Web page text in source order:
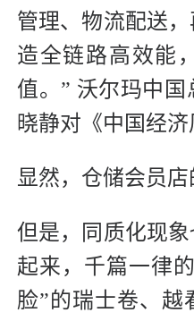
管理、物流配送
造全链路高效能
值。” 沃尔玛中
晓静对《中国经济
显然，仓储会员店
但是，同质化现
起来，千篇一律
脸”的瑞士卷、越